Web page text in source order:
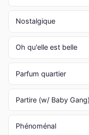
Nostalgique
Oh qu'elle est belle
Parfum quartier
Partire (w/ Baby Gang)
Phénoménal